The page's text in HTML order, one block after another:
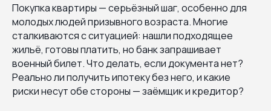
Покупка квартиры — серьёзный шаг, особенно для
молодых людей призывного возраста. Многие
сталкиваются с ситуацией: нашли подходящее
жильё, готовы платить, но банк запрашивает
военный билет. Что делать, если документа нет?
Реально ли получить ипотеку без него, и какие
риски несут обе стороны — заёмщик и кредитор?